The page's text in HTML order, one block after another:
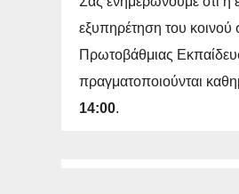
εξυπηρέτηση του κοινού
Πρωτοβάθμιας
πραγματοποιούνται
14:00.